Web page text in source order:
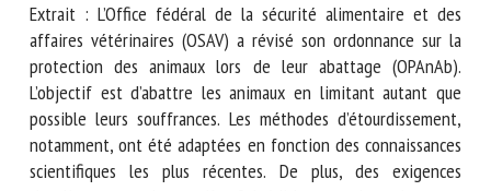
Extrait : L’Office fédéral de la sécurité alimentaire et des
affaires vétérinaires (OSAV) a révisé son ordonnance sur la
protection des animaux lors de leur abattage (OPAnAb).
L’objectif est d’abattre les animaux en limitant autant que
possible leurs souffrances. Les méthodes d’étourdissement,
notamment, ont été adaptées en fonction des
connaissances scientifiques les plus récentes. De plus, des
Organisme *
E-mail *